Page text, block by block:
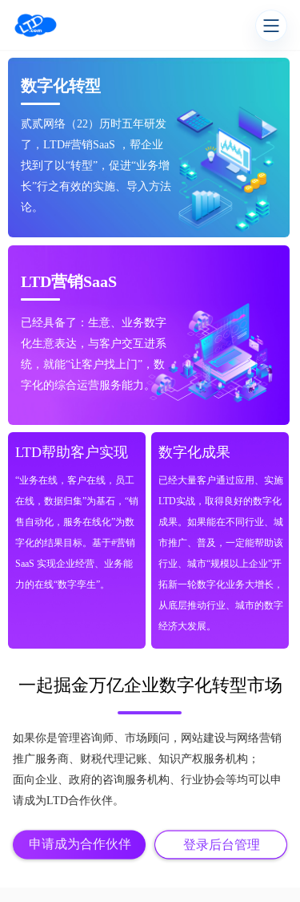
数字化转型
贰贰网络（22）历时五年研发
了，LTD#营销SaaS ，帮企业
找到了以“转型”，促进“业务增
长”行之有效的实施、导入方法
论。
LTD营销SaaS
已经具备了：生意、业务数字
化生意表达，与客户交互进系
统，就能“让客户找上门”，数
字化的综合运营服务能力。
LTD帮助客户实现 数字化成果
“业务在线，客户在线，员工
在线，数据归集”为基石，“销
售自动化，服务在线化”为数
字化的结果目标。基于#营销
SaaS 实现企业经营、业务能
力的在线“数字孪生”。
已经大量客户通过应用、实施
LTD实战，取得良好的数字化
成果。如果能在不同行业、城
市推广、普及，一定能帮助该
行业、城市“规模以上企业”开
拓新一轮数字化业务大增长，
从底层推动行业、城市的数字
经济大发展。
申请成为合作伙伴 登录后台管理
一起掘金万亿企业数字化转型市场
如果你是管理咨询师、市场顾问，网站建设与网络营销
推广服务商、财税代理记账、知识产权服务机构；
面向企业、政府的咨询服务机构、行业协会等均可以申
请成为LTD合作伙伴。